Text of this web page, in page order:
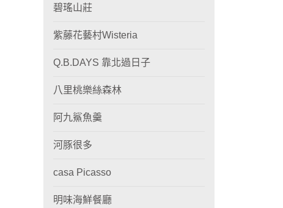
碧瑤山莊
紫藤花藝村Wisteria
Q.B.DAYS 靠北過日子
八里桃樂絲森林
阿九鯊魚羹
河豚很多
casa Picasso
明味海鮮餐廳